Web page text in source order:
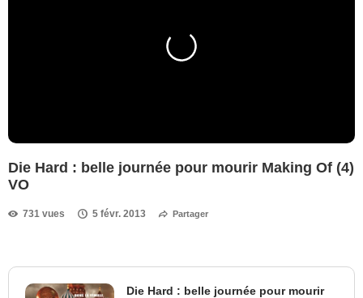
Die Hard : belle journée pour mourir Making Of (4)
VO
731 vues 5 févr. 2013 Partager
Die Hard : belle journée pour mourir